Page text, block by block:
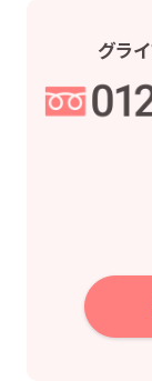
ため
一部
お
の
当
は
令に
役
め
グラ